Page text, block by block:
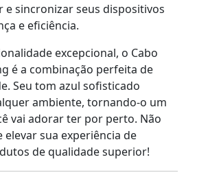
e sincronizar seus dispositivos
e eficiência.
excepcional, o Cabo
é a combinação perfeita de
Seu tom azul sofisticado
ambiente, tornando-o um
vai adorar ter por perto. Não
elevar sua experiência de
de qualidade superior!